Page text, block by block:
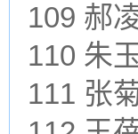
109 郝
110 朱
111 张